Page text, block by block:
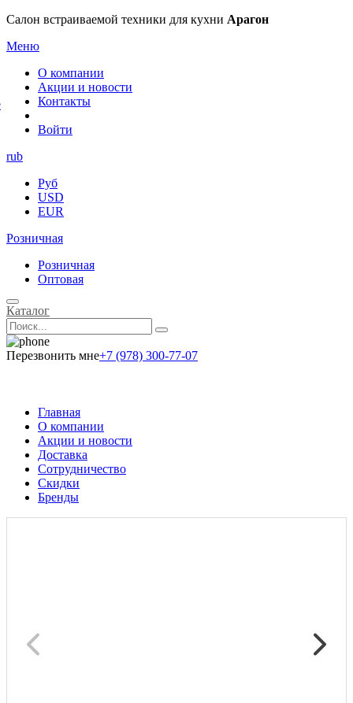
Салон встраиваемой техники для кухни Арагон
Меню
О компании
Акции и новости
Контакты
Войти
rub
Руб
USD
EUR
Розничная
Розничная
Оптовая
Каталог
Перезвонить мне+7 (978) 300-77-07
Главная
О компании
Акции и новости
Доставка
Сотрудничество
Скидки
Бренды